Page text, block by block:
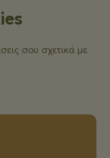
σου σχετικά με